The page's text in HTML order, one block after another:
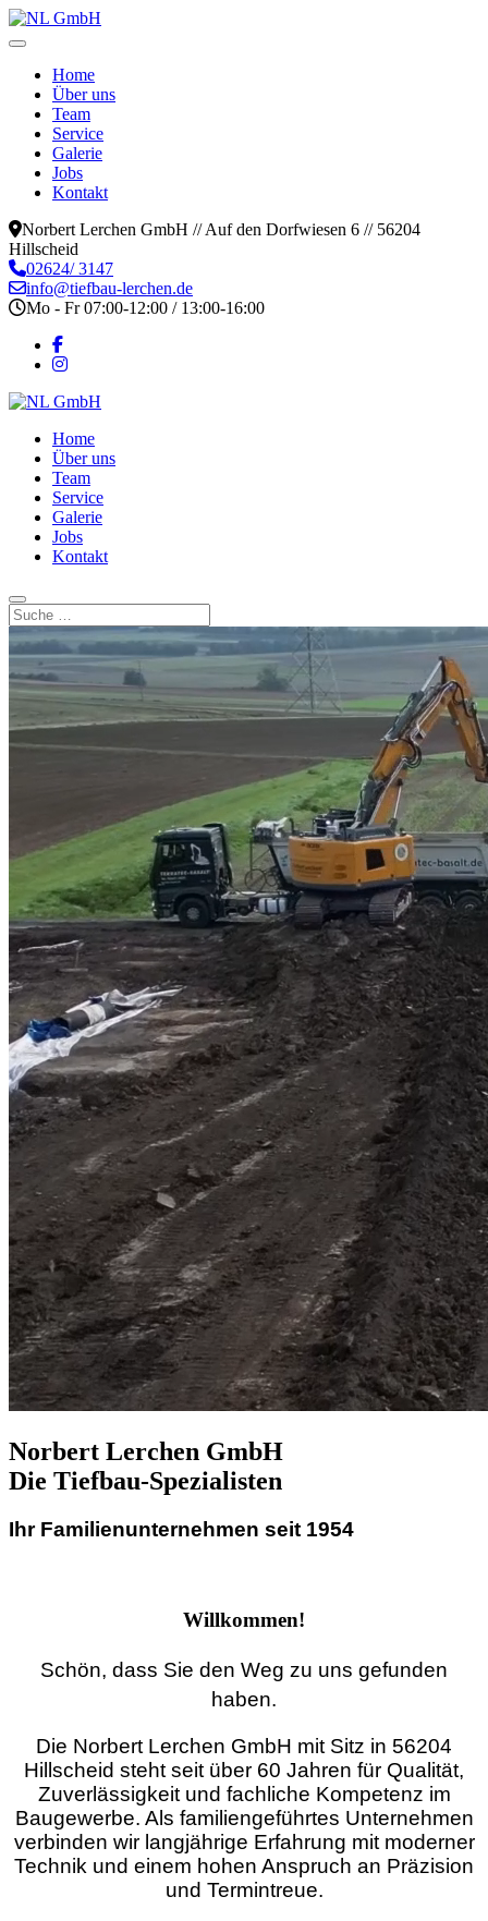
Home
Über uns
Team
Service
Galerie
Jobs
Kontakt
Norbert Lerchen GmbH // Auf den Dorfwiesen 6 // 56204
Hillscheid
02624/ 3147
info@tiefbau-lerchen.de
Mo - Fr 07:00-12:00 / 13:00-16:00
Home
Über uns
Team
Service
Galerie
Jobs
Kontakt
Norbert Lerchen GmbH
Die Tiefbau-Spezialisten
Ihr Familienunternehmen seit 1954
Willkommen!
Schön, dass Sie den Weg zu uns gefunden
haben.
Die Norbert Lerchen GmbH mit Sitz in 56204
Hillscheid steht seit über 60 Jahren für Qualität,
Zuverlässigkeit und fachliche Kompetenz im
Baugewerbe. Als familiengeführtes Unternehmen
verbinden wir langjährige Erfahrung mit moderner
Technik und einem hohen Anspruch an Präzision
und Termintreue.